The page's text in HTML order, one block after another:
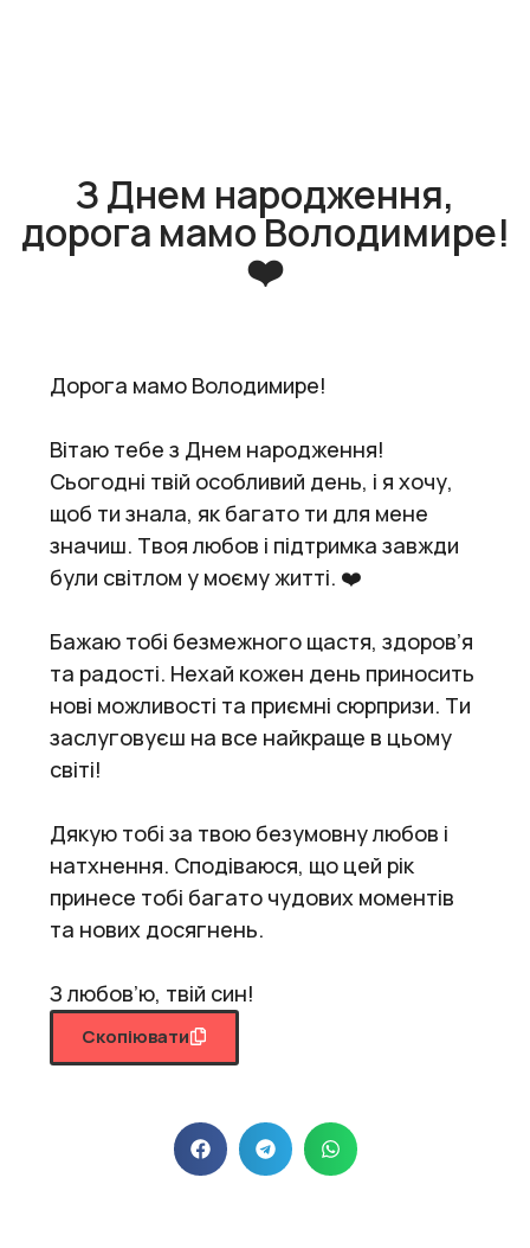
З Днем народження,
дорога мамо Володимире!
❤️
Дорога мамо Володимире!
Вітаю тебе з Днем народження!
Сьогодні твій особливий день, і я хочу,
щоб ти знала, як багато ти для мене
значиш. Твоя любов і підтримка завжди
були світлом у моєму житті. ❤️
Бажаю тобі безмежного щастя, здоров’я
та радості. Нехай кожен день приносить
нові можливості та приємні сюрпризи. Ти
заслуговуєш на все найкраще в цьому
світі!
Дякую тобі за твою безумовну любов і
натхнення. Сподіваюся, що цей рік
принесе тобі багато чудових моментів
та нових досягнень.
З любов’ю, твій син!
Скопіювати